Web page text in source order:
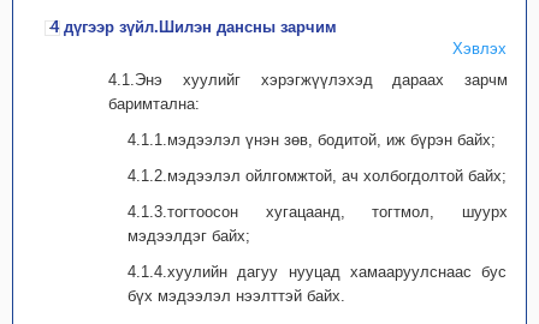
4 дүгээр зүйл.Шилэн дансны зарчим
Хэвлэх
4.1.Энэ хуулийг хэрэгжүүлэхэд дараах зарчмыг
баримтална:
4.1.1.мэдээлэл үнэн зөв, бодитой, иж бүрэн байх;
4.1.2.мэдээлэл ойлгомжтой, ач холбогдолтой байх;
4.1.3.тогтоосон хугацаанд, тогтмол, шуурхай
мэдээлдэг байх;
4.1.4.хуулийн дагуу нууцад хамааруулснаас бусад
бүх мэдээлэл нээлттэй байх.